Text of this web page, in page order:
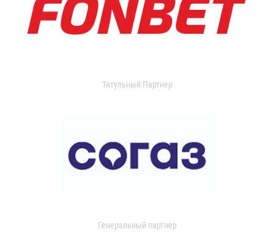
Титульный Партнер
Генеральный партнер